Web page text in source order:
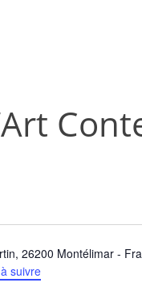
,26200 Montélimar -
suivre